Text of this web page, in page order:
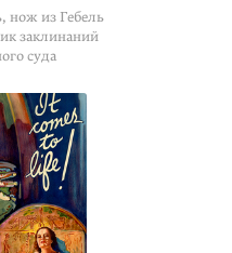
нож из Гебель
заклинаний
суда